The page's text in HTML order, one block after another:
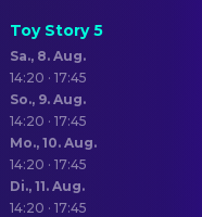
Toy Story 5
Sa., 8. Aug.
14:20 · 17:45
So., 9. Aug.
14:20 · 17:45
Mo., 10. Aug.
14:20 · 17:45
Di., 11. Aug.
14:20 · 17:45